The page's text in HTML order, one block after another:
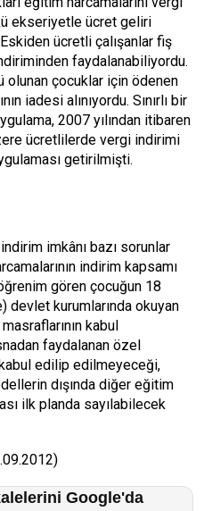
ekseriyetle ücret geliri
ücretli çalışanlar fiş
faydalanabiliyordu.
olunan çocuklar için ödenen
iadesi alınıyordu. Sınırlı bir
2007 yılından itibaren
ücretlilerde vergi indirimi
getirilmişti.
imkânı bazı sorunlar
indirim kapsamı
gören çocuğun 18
devlet kurumlarında okuyan
kabul
faydalanan özel
edilip edilmeyeceği,
dışında diğer eğitim
ilk planda sayılabilecek
Google'da